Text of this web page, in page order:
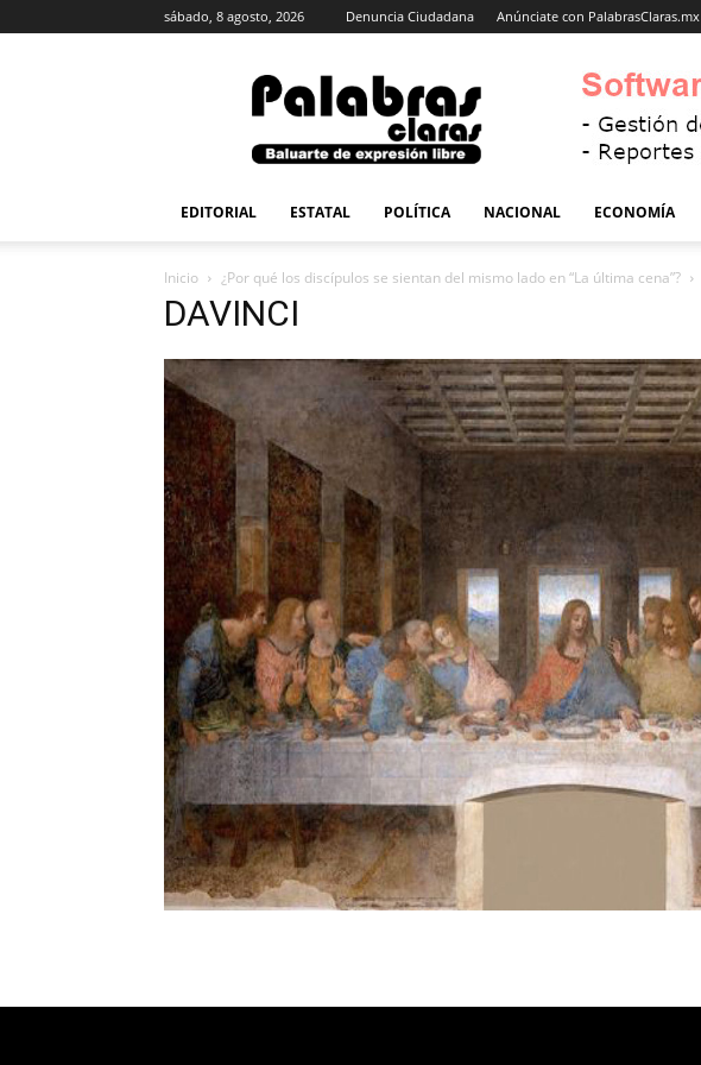
sábado, 8 agosto, 2026 Denuncia Ciudadana Anúnciate con PalabrasClaras.mx
PalabrasClaras.mx
EDITORIAL ESTATAL POLÍTICA NACIONAL ECONOMÍA
Inicio ¿Por qué los discípulos se sientan del mismo lado en “La última cena”?
DAVINCI